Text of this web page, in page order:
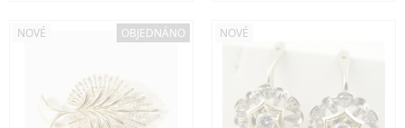
NOVÉ OBJEDNÁNO NOVÉ